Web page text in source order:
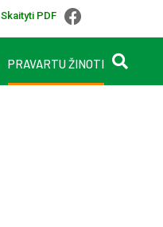
Skaityti PDF
PRAVARTU ŽINOTI